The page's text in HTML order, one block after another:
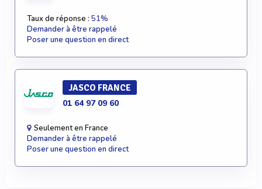
Taux de réponse : 51%
Demander à être rappelé
Poser une question en direct
JASCO FRANCE
01 64 97 09 60
Seulement en France
Demander à être rappelé
Poser une question en direct